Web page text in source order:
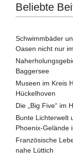
Beliebte
Schwimmbäder
Oasen nicht nur
Baggersee
Museen im Kreis
Hückelhoven
Die „Big Five“ im
Bunte Lichterwelt
Phoenix-Gelände
Französische
nahe Lüttich